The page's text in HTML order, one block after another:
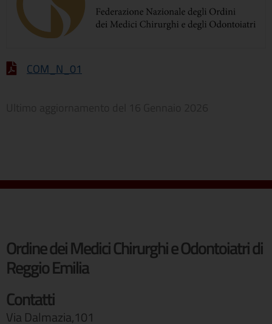
COM_N_01
Ordine dei Medici Chirurghi e Odontoiatri di
Reggio Emilia
Contatti
Via Dalmazia,101